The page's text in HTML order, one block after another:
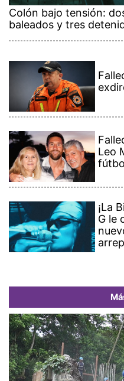
Colón bajo tensión:
baleados y tres
Leo
¡La
G le